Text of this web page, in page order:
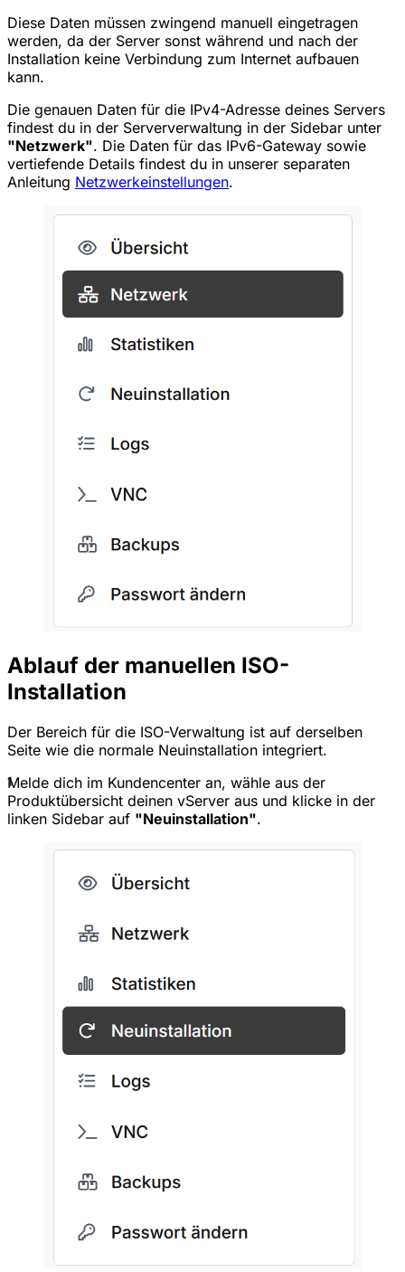
Diese Daten müssen zwingend manuell eingetragen
werden, da der Server sonst während und nach der
Installation keine Verbindung zum Internet aufbauen
kann.
Die genauen Daten für die IPv4-Adresse deines Servers
findest du in der Serververwaltung in der Sidebar unter
"Netzwerk". Die Daten für das IPv6-Gateway sowie
vertiefende Details findest du in unserer separaten
Anleitung Netzwerkeinstellungen.
Ablauf der manuellen ISO-
Installation
Der Bereich für die ISO-Verwaltung ist auf derselben
Seite wie die normale Neuinstallation integriert.
1
Melde dich im Kundencenter an, wähle aus der
Produktübersicht deinen vServer aus und klicke in der
linken Sidebar auf "Neuinstallation".